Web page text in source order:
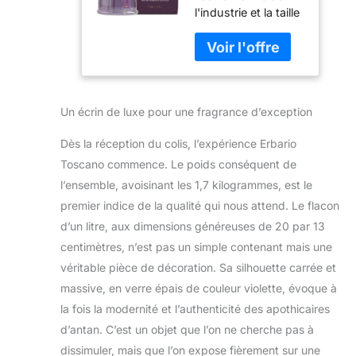
parfum
d'intérieur 1 l
l'industrie et la taille
pour la salle à
manger ou le salon,
et devrait durer 8 à
principes actifs
parfum, l'alcool
dénaturé et
beaucoup d'autres
éléments. Cadeau
idéal pour vos amis
et votre famille. Les
diffuseurs
dispersent les
et peuvent vous
laisser vous sentir
détendu, soulevé
ou énergisé tout au
Un écrin de luxe pour une fragrance d’exception
Dès la réception du colis, l’expérience Erbario
Toscano commence. Le poids conséquent de
l’ensemble, avoisinant les 1,7 kilogrammes, est le
premier indice de la qualité qui nous attend. Le flacon
d’un litre, aux dimensions généreuses de 20 par 13
centimètres, n’est pas un simple contenant mais une
véritable pièce de décoration. Sa silhouette carrée et
massive, en verre épais de couleur violette, évoque à
la fois la modernité et l’authenticité des apothicaires
d’antan. C’est un objet que l’on ne cherche pas à
dissimuler, mais que l’on expose fièrement sur une